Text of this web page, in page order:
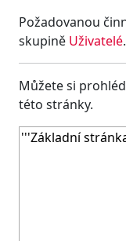
Požadovanou
skupině Uživatelé.
Můžete si
této stránky.